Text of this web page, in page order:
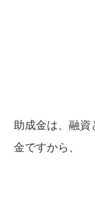
助成金は、融
金ですから、